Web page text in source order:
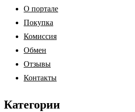
О портале
Покупка
Комиссия
Обмен
Отзывы
Контакты
Категории